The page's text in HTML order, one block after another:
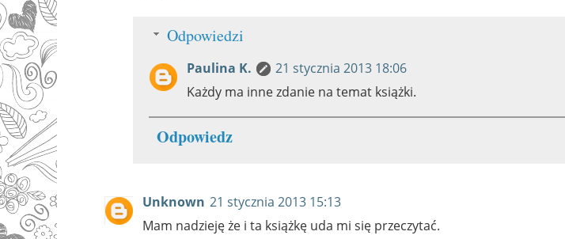
Odpowiedzi
Paulina K.
21 stycznia 2013 18:06
Każdy ma inne zdanie na temat książki.
Odpowiedz
Unknown 21 stycznia 2013 15:13
Mam nadzieję że i ta książkę uda mi się przeczytać.